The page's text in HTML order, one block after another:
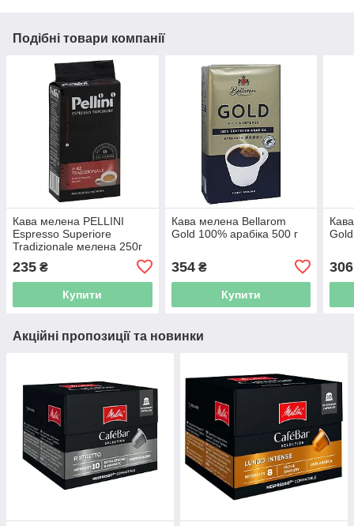
Подібні товари компанії
Кава мелена PELLINI
Espresso Superiore
Tradizionale мелена 250г
235 ₴
Купити
Кава мелена Bellarom
Gold 100% арабіка 500 г
354₴
Купити
306
Акційні пропозиції та новинки